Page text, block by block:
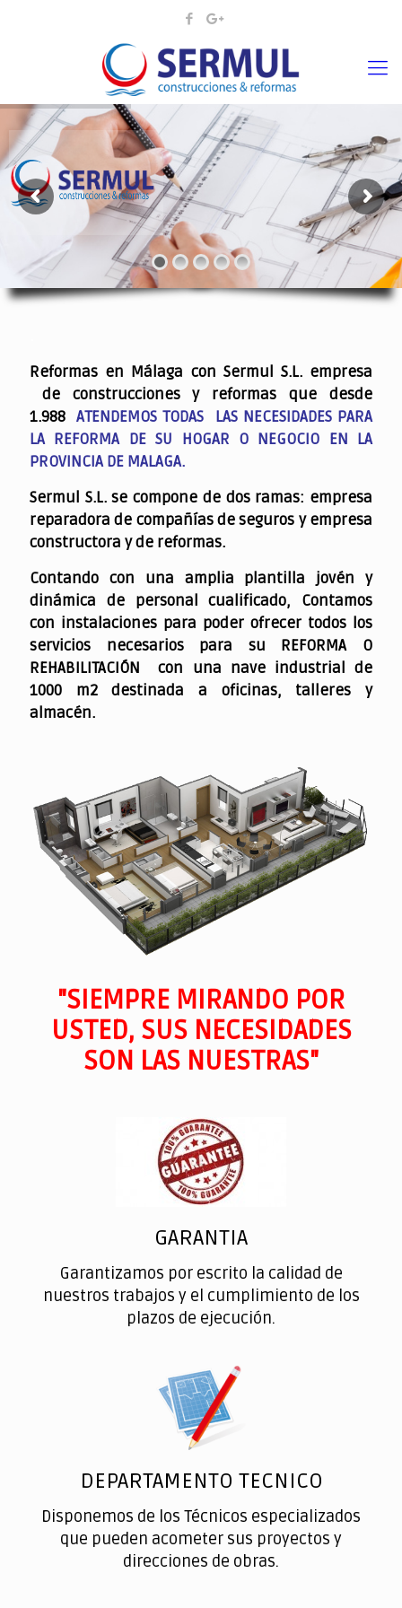
¡¡DAMOS VIDA A SUS
Reformas en Málaga con Sermul S.L. empresa
de construcciones y reformas que desde
1.988ATENDEMOS TODAS LAS NECESIDADES PARA
LA REFORMA DE SU HOGAR O NEGOCIO EN LA
PROVINCIA DE MALAGA.
Sermul S.L. se compone de dos ramas: empresa
reparadora de compañías de seguros y empresa
constructora y de reformas.
Contando con una amplia plantilla jovén y
dinámica de personal cualificado, Contamos
con instalaciones para poder ofrecer todos los
servicios necesarios para su REFORMA O
REHABILITACIÓN con una nave industrial de
1000 m2 destinada a oficinas, talleres y
almacén.
"SIEMPRE MIRANDO POR
USTED, SUS NECESIDADES
SON LAS NUESTRAS"
GARANTIA
Garantizamos por escrito la calidad de
nuestros trabajos y el cumplimiento de los
plazos de ejecución.
DEPARTAMENTO TECNICO
Disponemos de los Técnicos especializados
que pueden acometer sus proyectos y
direcciones de obras.